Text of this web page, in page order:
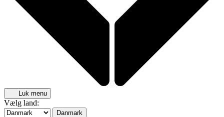
Luk menu
Vælg land:
Danmark